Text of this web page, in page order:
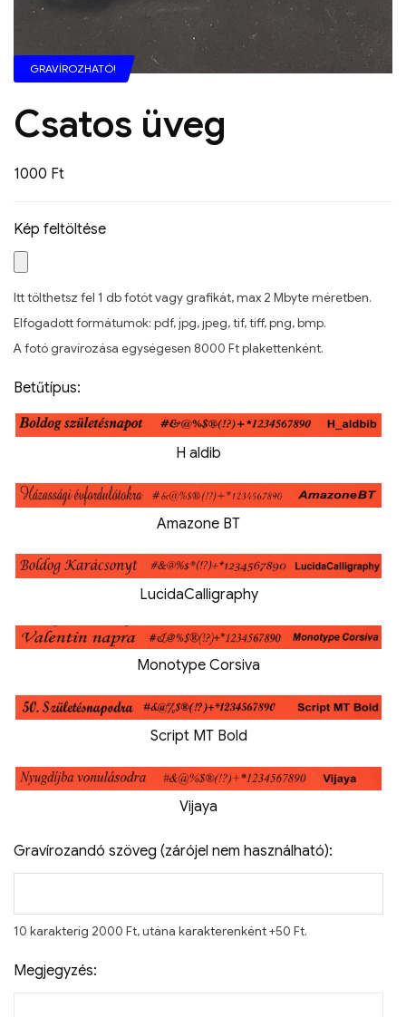
GRAVÍROZHATÓ!
Csatos üveg
1000 Ft
Kép feltöltése
Itt tölthetsz fel 1 db fotót vagy grafikát, max 2 Mbyte méretben.
Elfogadott formátumok: pdf, jpg, jpeg, tif, tiff, png, bmp.
A fotó gravírozása egységesen 8000 Ft plakettenként.
Betűtípus:
H aldib
Amazone BT
LucidaCalligraphy
Monotype Corsiva
Script MT Bold
Vijaya
Gravírozandó szöveg (zárójel nem használható):
10 karakterig 2000 Ft, utána karakterenként +50 Ft.
Megjegyzés: